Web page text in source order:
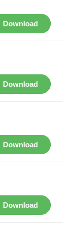
Download
Download
Download
Download